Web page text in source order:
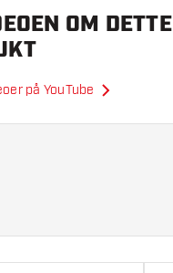
OM DETTE
på YouTube